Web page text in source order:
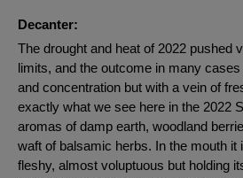
Decanter:
The drought and heat of 2022 pushed
limits, and the outcome in many
and concentration but with a vein of
exactly what we see here in the 2022
aromas of damp earth, woodland
waft of balsamic herbs. In the mouth
fleshy, almost voluptuous but holding